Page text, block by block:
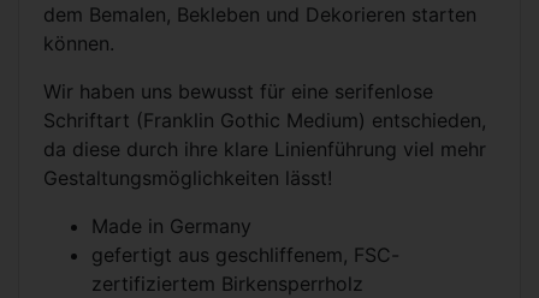
dem Bemalen, Bekleben und Dekorieren starten
können.
Wir haben uns bewusst für eine serifenlose
Schriftart (Franklin Gothic Medium) entschieden,
da diese durch ihre klare Linienführung viel mehr
Gestaltungsmöglichkeiten lässt!
Made in Germany
gefertigt aus geschliffenem, FSC-
zertifiziertem Birkensperrholz